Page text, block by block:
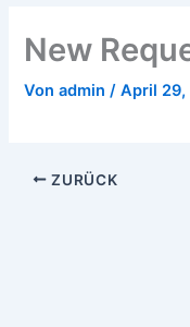
New
Vonadmin/April 29,
ZURÜCK